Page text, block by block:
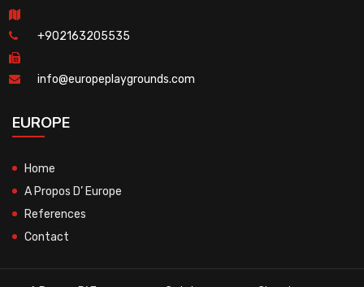
+902163205535
info@europeplaygrounds.com
EUROPE
Home
A Propos D’ Europe
References
Contact